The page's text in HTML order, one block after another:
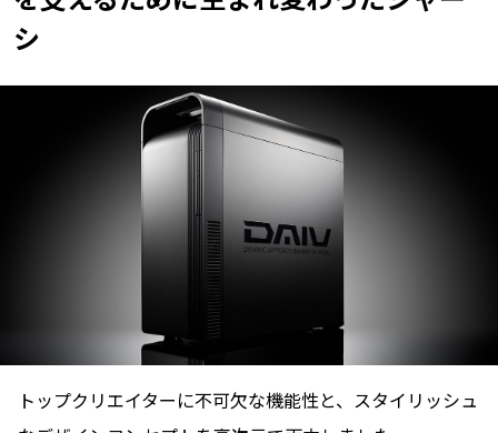
シ
トップクリエイターに不可欠な機能性と、スタイリッシュ